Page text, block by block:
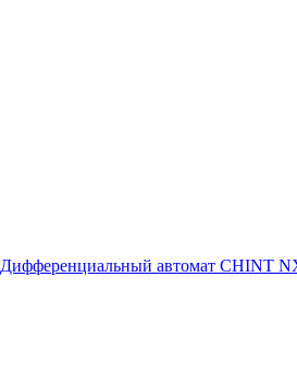
Дифференциальный автомат CHINT